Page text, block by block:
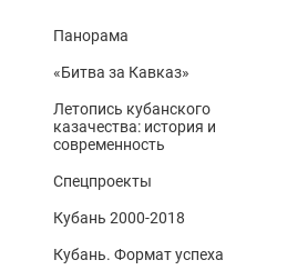
Панорама
«Битва за Кавказ»
Летопись кубанского
казачества: история и
современность
Спецпроекты
Кубань 2000-2018
Кубань. Формат успеха